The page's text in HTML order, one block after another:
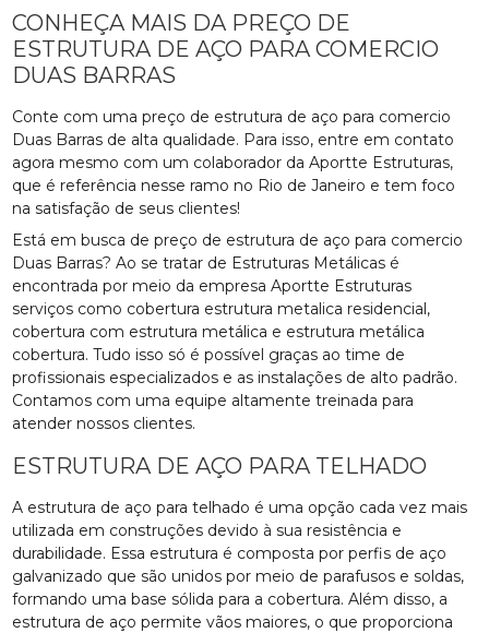
CONHEÇA MAIS DA PREÇO DE
ESTRUTURA DE AÇO PARA COMERCIO
DUAS BARRAS
Conte com uma preço de estrutura de aço para comercio
Duas Barras de alta qualidade. Para isso, entre em contato
agora mesmo com um colaborador da Aportte Estruturas,
que é referência nesse ramo no Rio de Janeiro e tem foco
na satisfação de seus clientes!
Está em busca de preço de estrutura de aço para comercio
Duas Barras? Ao se tratar de Estruturas Metálicas é
encontrada por meio da empresa Aportte Estruturas
serviços como cobertura estrutura metalica residencial,
cobertura com estrutura metálica e estrutura metálica
cobertura. Tudo isso só é possível graças ao time de
profissionais especializados e as instalações de alto padrão.
Contamos com uma equipe altamente treinada para
atender nossos clientes.
ESTRUTURA DE AÇO PARA TELHADO
A estrutura de aço para telhado é uma opção cada vez mais
utilizada em construções devido à sua resistência e
durabilidade. Essa estrutura é composta por perfis de aço
galvanizado que são unidos por meio de parafusos e soldas,
formando uma base sólida para a cobertura. Além disso, a
estrutura de aço permite vãos maiores, o que proporciona